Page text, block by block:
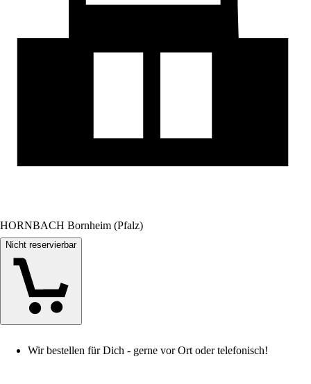
HORNBACH Bornheim (Pfalz)
Nicht reservierbar
Wir bestellen für Dich - gerne vor Ort oder telefonisch!